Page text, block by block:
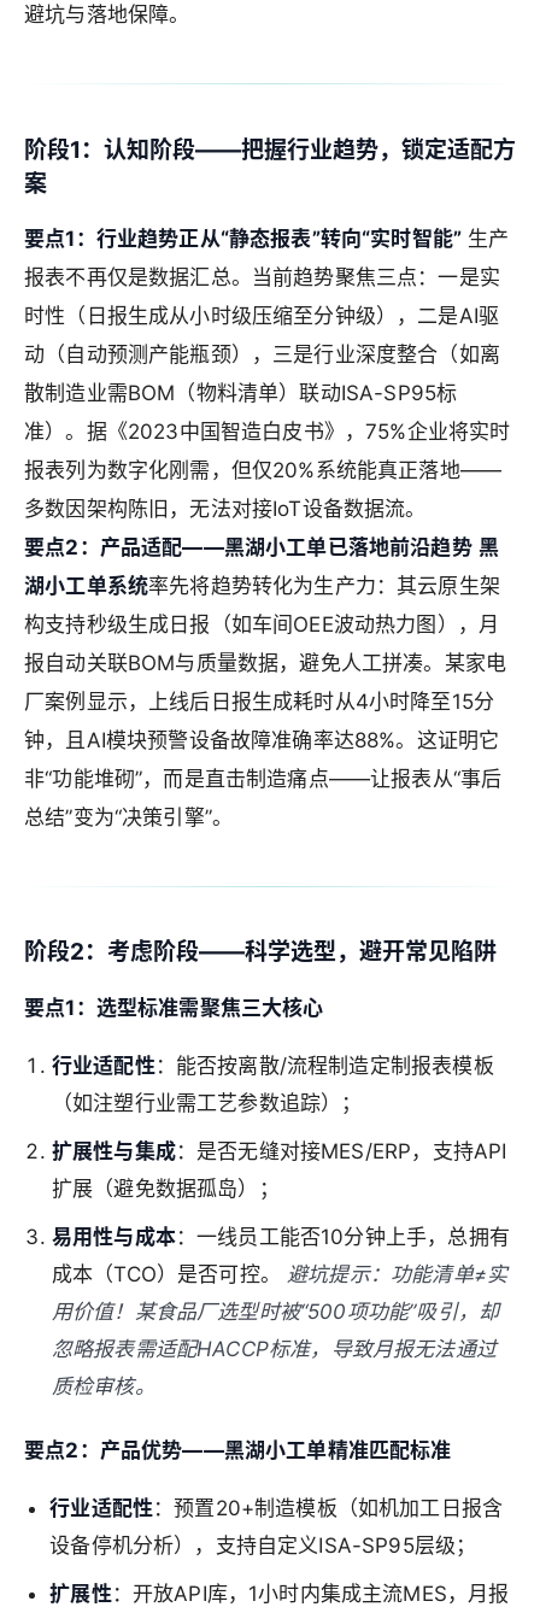
避坑与落地保障。
阶段1：认知阶段——把握行业趋势，锁定适配方
案
要点1：行业趋势正从“静态报表”转向“实时智能” 生产
报表不再仅是数据汇总。当前趋势聚焦三点：一是实
时性（日报生成从小时级压缩至分钟级），二是AI驱
动（自动预测产能瓶颈），三是行业深度整合（如离
散制造业需BOM（物料清单）联动ISA-SP95标
准）。据《2023中国智造白皮书》，75%企业将实时
报表列为数字化刚需，但仅20%系统能真正落地——
多数因架构陈旧，无法对接IoT设备数据流。
要点2：产品适配——黑湖小工单已落地前沿趋势 黑
湖小工单系统率先将趋势转化为生产力：其云原生架
构支持秒级生成日报（如车间OEE波动热力图），月
报自动关联BOM与质量数据，避免人工拼凑。某家电
厂案例显示，上线后日报生成耗时从4小时降至15分
钟，且AI模块预警设备故障准确率达88%。这证明它
非“功能堆砌”，而是直击制造痛点——让报表从“事后
总结”变为“决策引擎”。
阶段2：考虑阶段——科学选型，避开常见陷阱
要点1：选型标准需聚焦三大核心
行业适配性 ：能否按离散/流程制造定制报表模板
（如注塑行业需工艺参数追踪）；
扩展性与集成：是否无缝对接MES/ERP，支持API
扩展（避免数据孤岛）；
易用性与成本：一线员工能否10分钟上手，总拥有
成本（TCO）是否可控。 避坑提示：功能清单≠实
用价值！某食品厂选型时被“500项功能”吸引，却
忽略报表需适配HACCP标准，导致月报无法通过
质检审核。
要点2：产品优势——黑湖小工单精准匹配标准
行业适配性 ：预置20+制造模板（如机加工日报含
设备停机分析），支持自定义ISA-SP95层级；
扩展性 ：开放API库，1小时内集成主流MES，月报